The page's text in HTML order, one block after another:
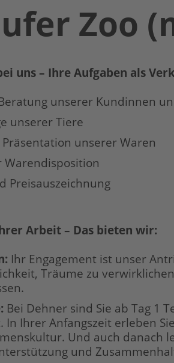
Zoo
uns – Ihre Aufgaben als
unserer Kundinnen
unserer Tiere
unserer Waren
Preisauszeichnung
Arbeit – Das bieten wir:
Ihr Engagement ist unser
Träume zu
Bei Dehner sind Sie ab Tag 1
In Ihrer Anfangszeit erleben
Und auch danach
und